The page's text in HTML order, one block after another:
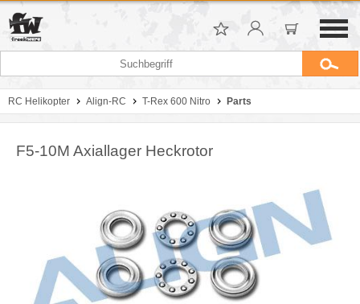
RC Helikopter Align-RC T-Rex 600 Nitro Parts
F5-10M Axiallager Heckrotor